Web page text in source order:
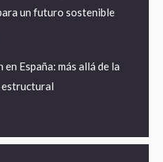
un futuro sostenible
España: más allá de la
estructural